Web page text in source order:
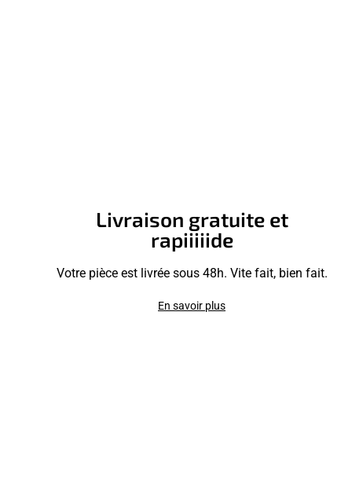
Livraison gratuite et
rapiiiiide
Votre pièce est livrée sous 48h. Vite fait, bien fait.
En savoir plus